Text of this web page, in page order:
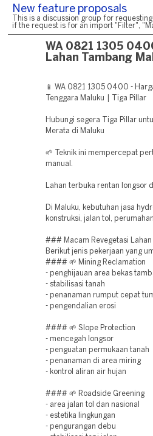
New feature proposals
This is a discussion group for
if the request is for an import "Filter",
WA 0821 1305
Lahan Tambang
📱 WA 0821 1305 0400 -
Tenggara Maluku | Tiga Pillar
Hubungi segera Tiga Pillar
Merata di Maluku
🌱 Teknik ini mempercepat
manual.
Lahan terbuka rentan longsor
Di Maluku, kebutuhan jasa
konstruksi, jalan tol,
### Macam Revegetasi Lahan
Berikut jenis pekerjaan yang
#### 🌱 Mining Reclamation
- penghijauan area bekas
- stabilisasi tanah
- penanaman rumput cepat
- pengendalian erosi
#### 🌱 Slope Protection
- mencegah longsor
- penguatan permukaan tanah
- penanaman di area miring
- kontrol aliran air hujan
#### 🌱 Roadside Greening
- area jalan tol dan nasional
- estetika lingkungan
- pengurangan debu